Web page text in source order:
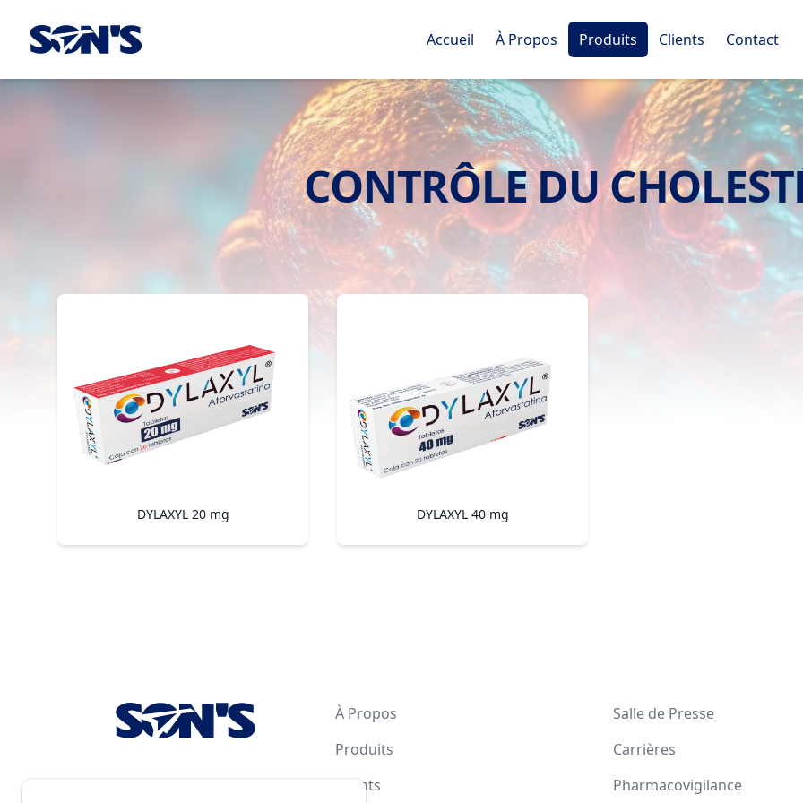
Laboratorios Química Son's Accueil À Propos Produits Clients Contact
CONTRÔLE DU
Contrôle du Cholestérol
DYLAXYL 20 mg DYLAXYL 40 mg
À Propos
Produits
Clients
Salle de Presse
Carrières
Pharmacovigilance